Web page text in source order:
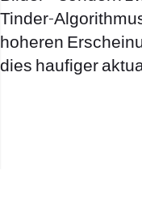
Tinder-
hoheren
dies haufiger